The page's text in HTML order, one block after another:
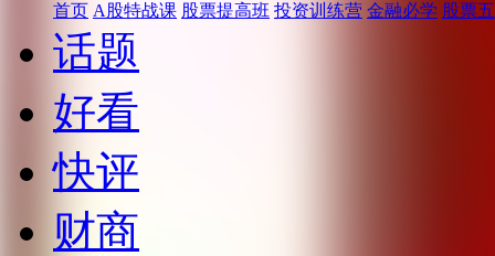
首页 A股特战课 股票提高班 投资训练营 金融必学 股票
话题
好看
快评
财商